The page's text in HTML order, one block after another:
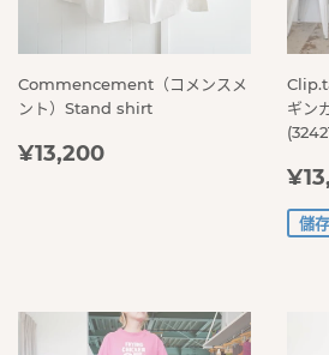
Commencement（コメンスメ
ント）Stand shirt
定
¥13,200
ギン
售
價
儲